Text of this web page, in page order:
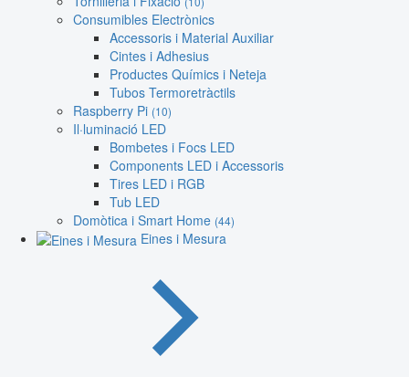
Consumibles Electrònics
Accessoris i Material Auxiliar
Cintes i Adhesius
Productes Químics i Neteja
Tubos Termoretràctils
Raspberry Pi (10)
Il·luminació LED
Bombetes i Focs LED
Components LED i Accessoris
Tires LED i RGB
Tub LED
Domòtica i Smart Home (44)
Eines i Mesura